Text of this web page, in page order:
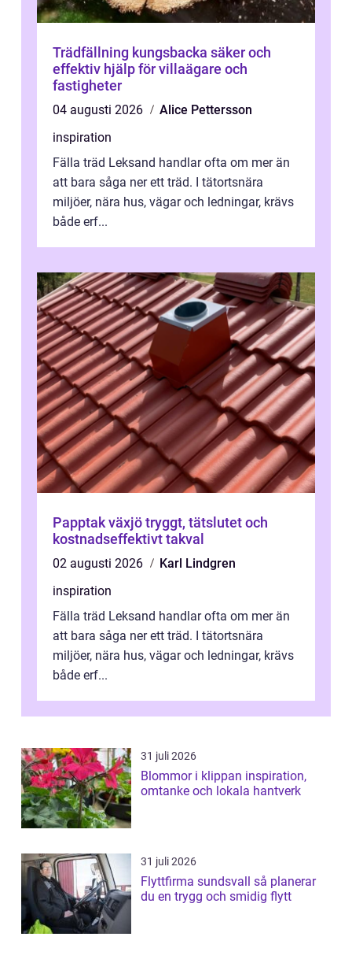
Trädfällning kungsbacka säker och
effektiv hjälp för villaägare och
fastigheter
04 augusti 2026
Alice Pettersson
inspiration
Fälla träd Leksand handlar ofta om mer än
att bara såga ner ett träd. I tätortsnära
miljöer, nära hus, vägar och ledningar, krävs
både erf...
Papptak växjö tryggt, tätslutet och
kostnadseffektivt takval
02 augusti 2026
Karl Lindgren
inspiration
Fälla träd Leksand handlar ofta om mer än
att bara såga ner ett träd. I tätortsnära
miljöer, nära hus, vägar och ledningar, krävs
både erf...
31 juli 2026
Blommor i klippan inspiration,
omtanke och lokala hantverk
31 juli 2026
Flyttfirma sundsvall så planerar
du en trygg och smidig flytt